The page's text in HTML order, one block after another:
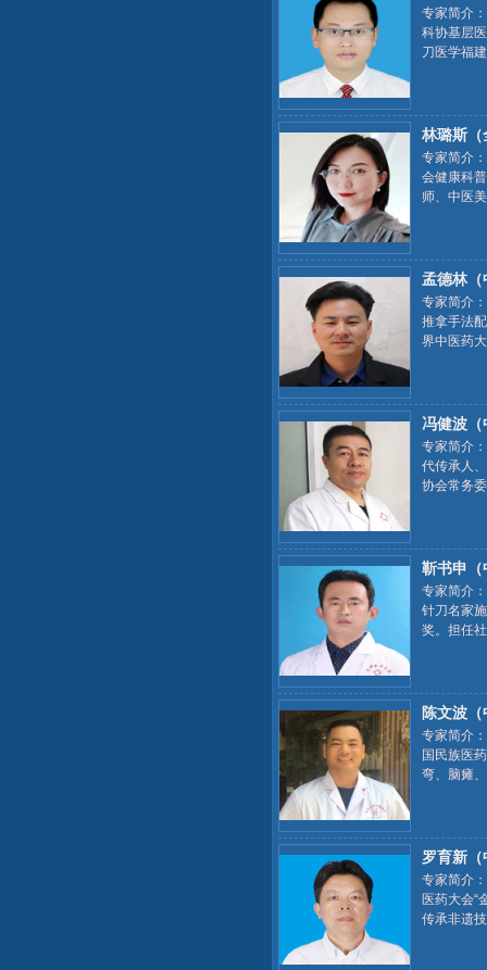
专家简介
科协基层
刀医学福
林璐斯（
专家简介
会健康科
师、中医
孟德林（
专家简介
推拿手法
界中医药
冯健波
专家简介
代传承人
协会常务
靳书申（
专家简介
针刀名家
奖。担任
陈文波
专家简介
国民族医
弯、脑瘫
罗育新
专家简介
医药大会“
传承非遗